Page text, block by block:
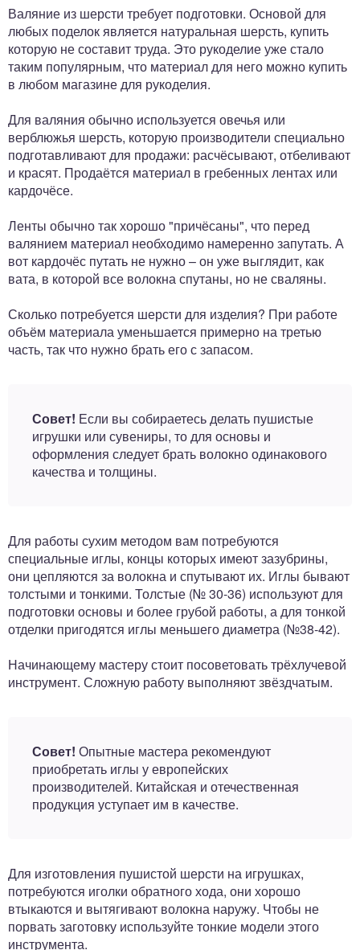
Валяние из шерсти требует подготовки. Основой для
любых поделок является натуральная шерсть, купить
которую не составит труда. Это рукоделие уже стало
таким популярным, что материал для него можно купить
в любом магазине для рукоделия.
Для валяния обычно используется овечья или
верблюжья шерсть, которую производители специально
подготавливают для продажи: расчёсывают, отбеливают
и красят. Продаётся материал в гребенных лентах или
кардочёсе.
Ленты обычно так хорошо "причёсаны", что перед
валянием материал необходимо намеренно запутать. А
вот кардочёс путать не нужно – он уже выглядит, как
вата, в которой все волокна спутаны, но не сваляны.
Сколько потребуется шерсти для изделия? При работе
объём материала уменьшается примерно на третью
часть, так что нужно брать его с запасом.
Совет! Если вы собираетесь делать пушистые
игрушки или сувениры, то для основы и
оформления следует брать волокно одинакового
качества и толщины.
Для работы сухим методом вам потребуются
специальные иглы, концы которых имеют зазубрины,
они цепляются за волокна и спутывают их. Иглы бывают
толстыми и тонкими. Толстые (№ 30-36) используют для
подготовки основы и более грубой работы, а для тонкой
отделки пригодятся иглы меньшего диаметра (№38-42).
Начинающему мастеру стоит посоветовать трёхлучевой
инструмент. Сложную работу выполняют звёздчатым.
Совет! Опытные мастера рекомендуют
приобретать иглы у европейских
производителей. Китайская и отечественная
продукция уступает им в качестве.
Для изготовления пушистой шерсти на игрушках,
потребуются иголки обратного хода, они хорошо
втыкаются и вытягивают волокна наружу. Чтобы не
порвать заготовку используйте тонкие модели этого
инструмента.